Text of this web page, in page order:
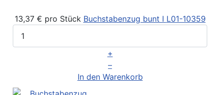
13,37 € pro Stück Buchstabenzug bunt I L01-10359
+
–
In den Warenkorb